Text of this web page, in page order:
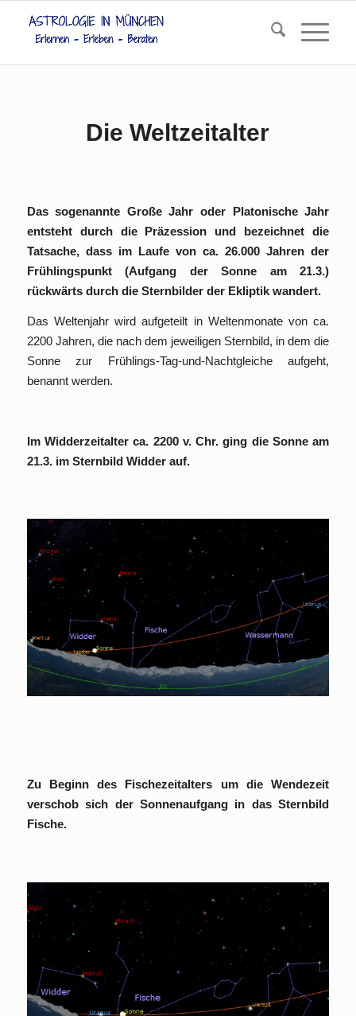
Die Weltzeitalter
Das sogenannte Große Jahr oder Platonische Jahr
entsteht durch die Präzession und bezeichnet die
Tatsache, dass im Laufe von ca. 26.000 Jahren der
Frühlingspunkt (Aufgang der Sonne am 21.3.)
rückwärts durch die Sternbilder der Ekliptik wandert.
Das Weltenjahr wird aufgeteilt in Weltenmonate von ca.
2200 Jahren, die nach dem jeweiligen Sternbild, in dem die
Sonne zur Frühlings-Tag-und-Nachtgleiche aufgeht,
benannt werden.
Im Widderzeitalter ca. 2200 v. Chr. ging die Sonne am
21.3. im Sternbild Widder auf.
Zu Beginn des Fischezeitalters um die Wendezeit
verschob sich der Sonnenaufgang in das Sternbild
Fische.